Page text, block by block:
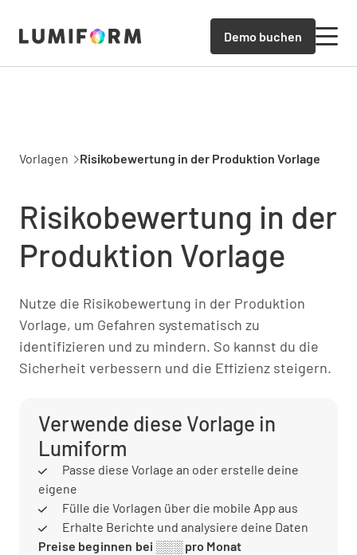
Demo buchen
Vorlagen Risikobewertung in der Produktion Vorlage
Risikobewertung in der
Produktion Vorlage
Nutze die Risikobewertung in der Produktion
Vorlage, um Gefahren systematisch zu
identifizieren und zu mindern. So kannst du die
Sicherheit verbessern und die Effizienz steigern.
Verwende diese Vorlage in
Lumiform
Passe diese Vorlage an oder erstelle deine
eigene
Fülle die Vorlagen über die mobile App aus
Erhalte Berichte und analysiere deine Daten
Preise beginnen bei ░░░ pro Monat